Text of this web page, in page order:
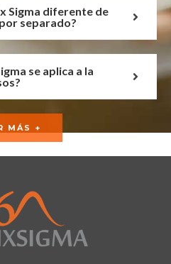
Sigma diferente de
separado?
se aplica a la
MÁS +